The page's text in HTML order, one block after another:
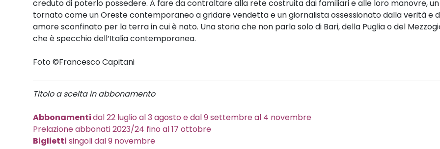
creduto di poterlo possedere. A fare da contraltare alla rete costruita dai familiari e alle loro manovre,
tornato come un Oreste contemporaneo a gridare vendetta e un giornalista ossessionato dalla verità e
amore sconfinato per la terra in cui è nato. Una storia che non parla solo di Bari, della Puglia o del
che è specchio dell’Italia contemporanea.
Foto ©Francesco Capitani
Titolo a scelta in abbonamento
Abbonamentidal 22 luglio al 3 agosto e dal 9 settembre al 4 novembre
Prelazione abbonati 2023/24 fino al 17 ottobre
Biglietti singoli dal 9 novembre